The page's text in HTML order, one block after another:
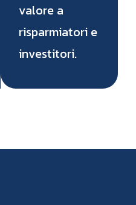
valore a
risparmiatori e
investitori.